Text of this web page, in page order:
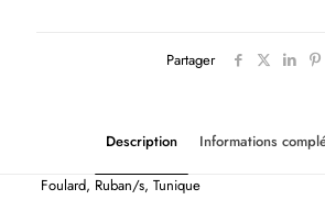
Partager
Description Informations
Foulard, Ruban/s, Tunique